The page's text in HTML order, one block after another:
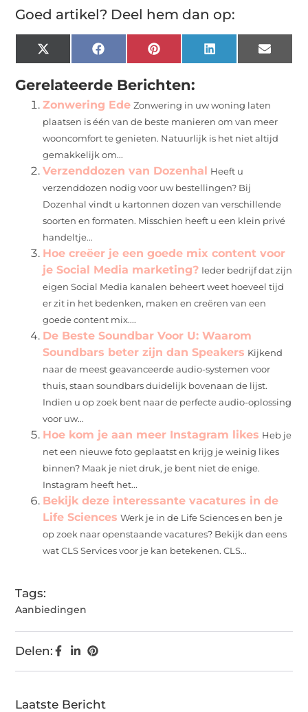
Goed artikel? Deel hem dan op:
X
(Twitter)
FacebookPinterest LinkedIn Email
Gerelateerde Berichten:
Zonwering Ede Zonwering in uw woning laten
plaatsen is één van de beste manieren om van meer
wooncomfort te genieten. Natuurlijk is het niet altijd
gemakkelijk om...
Verzenddozen van Dozenhal Heeft u
verzenddozen nodig voor uw bestellingen? Bij
Dozenhal vindt u kartonnen dozen van verschillende
soorten en formaten. Misschien heeft u een klein privé
handeltje...
Hoe creëer je een goede mix content voor
je Social Media marketing? Ieder bedrijf dat zijn
eigen Social Media kanalen beheert weet hoeveel tijd
er zit in het bedenken, maken en creëren van een
goede content mix....
De Beste Soundbar Voor U: Waarom
Soundbars beter zijn dan Speakers Kijkend
naar de meest geavanceerde audio-systemen voor
thuis, staan soundbars duidelijk bovenaan de lijst.
Indien u op zoek bent naar de perfecte audio-oplossing
voor uw...
Hoe kom je aan meer Instagram likes Heb je
net een nieuwe foto geplaatst en krijg je weinig likes
binnen? Maak je niet druk, je bent niet de enige.
Instagram heeft het...
Bekijk deze interessante vacatures in de
Life Sciences Werk je in de Life Sciences en ben je
op zoek naar openstaande vacatures? Bekijk dan eens
wat CLS Services voor je kan betekenen. CLS...
Tags:
Aanbiedingen
Delen:
Laatste Bericht